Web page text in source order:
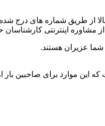
حالا از طریق شماره های
اینترنتی کارشناسان
عزیران هستند.
موارد برای صاحبین بار